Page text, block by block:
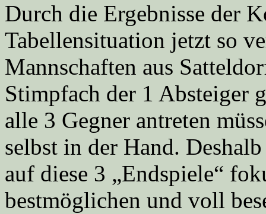
Durch die Ergebnisse der
Tabellensituation jetzt so
Mannschaften aus
Stimpfach der 1 Absteiger
alle 3 Gegner antreten
selbst in der Hand.
auf diese 3 „Endspiele“
bestmöglichen und voll